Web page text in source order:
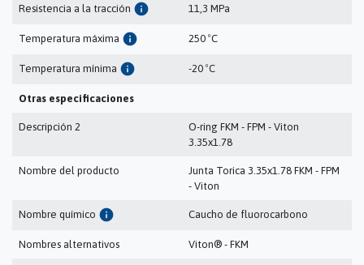
Resistencia a la tracción info 11,3 MPa
Temperatura máxima info 250 ºC
Temperatura mínima info -20 ºC
Otras especificaciones
Descripción 2
O-ring FKM - FPM - Viton
3.35x1.78
Nombre del producto
Junta Torica 3.35x1.78 FKM - FPM
- Viton
Nombre químico info Caucho de fluorocarbono
Nombres alternativos Viton® - FKM